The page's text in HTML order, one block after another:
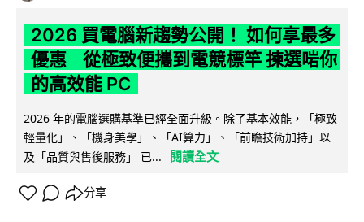
2026 買電腦新趨勢公開！ 如何享最多
優惠 從極致便攜到電競標竿 揀選啱你
的高效能 PC
2026 年的電腦選購基準已經全面升級。除了基本效能，「極致
輕量化」、「機身美學」、「AI算力」、「前瞻技術加持」以
及「品質與售後服務」 已...
閱讀全文
分享